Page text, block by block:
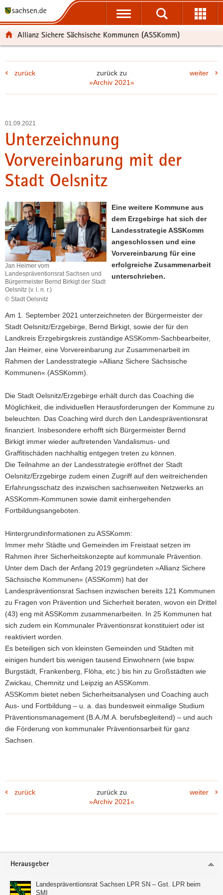
t
l
e
g
e
f
e
n
e
N
a
v
i
g
a
t
o
n
t
l
v
g
a
t
o
n
p
i
a
t
t
r
e
e
c
h
Allianz Sichere Sächsische Kommunen (ASSKomm)
zurück
zurück zu
»Archiv 2021«
weiter
01.09.2021
Unterzeichnung
Vorvereinbarung mit der
Stadt Oelsnitz
Jan Heimer vom
Landespräventionsrat Sachsen und
Bürgermeister Bernd Birkigt der Stadt
Oelsnitz (v. l. n. r.)
© Stadt Oelsnitz
Eine weitere Kommune aus
dem Erzgebirge hat sich der
Landesstrategie ASSKomm
angeschlossen und eine
Vorvereinbarung für eine
erfolgreiche Zusammenarbeit
unterschrieben.
Am 1. September 2021 unterzeichneten der Bürgermeister der
Stadt Oelsnitz/Erzgebirge, Bernd Birkigt, sowie der für den
Landkreis Erzgebirgskreis zuständige ASSKomm-Sachbearbeiter,
Jan Heimer, eine Vorvereinbarung zur Zusammenarbeit im
Rahmen der Landesstrategie »Allianz Sichere Sächsische
Kommunen« (ASSKomm).
Die Stadt Oelsnitz/Erzgebirge erhält durch das Coaching die
Möglichkeit, die individuellen Herausforderungen der Kommune zu
beleuchten. Das Coaching wird durch den Landespräventionsrat
finanziert. Insbesondere erhofft sich Bürgermeister Bernd
Birkigt immer wieder auftretenden Vandalismus- und
Graffitischäden nachhaltig entgegen treten zu können.
Die Teilnahme an der Landesstrategie eröffnet der Stadt
Oelsnitz/Erzgebirge zudem einen Zugriff auf den weitreichenden
Erfahrungsschatz des inzwischen sachsenweiten Netzwerks an
ASSKomm-Kommunen sowie damit einhergehenden
Fortbildungsangeboten.
Hintergrundinformationen zu ASSKomm:
Immer mehr Städte und Gemeinden im Freistaat setzen im
Rahmen ihrer Sicherheitskonzepte auf kommunale Prävention.
Unter dem Dach der Anfang 2019 gegründeten »Allianz Sichere
Sächsische Kommunen« (ASSKomm) hat der
Landespräventionsrat Sachsen inzwischen bereits 121 Kommunen
zu Fragen von Prävention und Sicherheit beraten, wovon ein Drittel
(43) eng mit ASSKomm zusammenarbeiten. In 25 Kommunen hat
sich zudem ein Kommunaler Präventionsrat konstituiert oder ist
reaktiviert worden.
Es beteiligen sich von kleinsten Gemeinden und Städten mit
einigen hundert bis wenigen tausend Einwohnern (wie bspw.
Burgstädt, Frankenberg, Flöha, etc.) bis hin zu Großstädten wie
Zwickau, Chemnitz und Leipzig an ASSKomm.
ASSKomm bietet neben Sicherheitsanalysen und Coaching auch
Aus- und Fortbildung – u. a. das bundesweit einmalige Studium
Präventionsmanagement (B.A./M.A. berufsbegleitend) – und auch
die Förderung von kommunaler Präventionsarbeit für ganz
Sachsen.
zurück
zurück zu
»Archiv 2021«
weiter
Footer-
Herausgeber
Landespräventionsrat Sachsen LPR SN – Gst. LPR beim
SMI